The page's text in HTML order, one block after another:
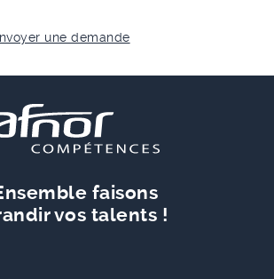
une demande
faisons
vos talents !